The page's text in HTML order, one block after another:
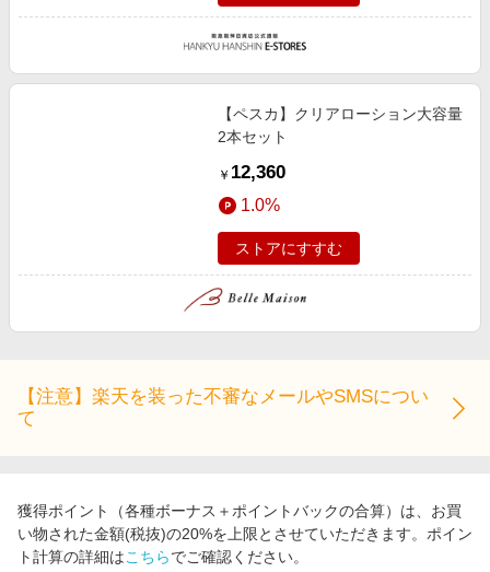
【ペスカ】クリアローション大容量
2本セット
￥ 12,360
1.0%
ストアにすすむ
【注意】楽天を装った不審なメールやSMSについ
て
獲得ポイント（各種ボーナス＋ポイントバックの合算）は、お買
い物された金額(税抜)の20%を上限とさせていただきます。ポイン
ト計算の詳細はこちらでご確認ください。